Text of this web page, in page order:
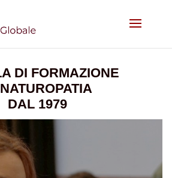
DI FORMAZIONE
DAL 1979